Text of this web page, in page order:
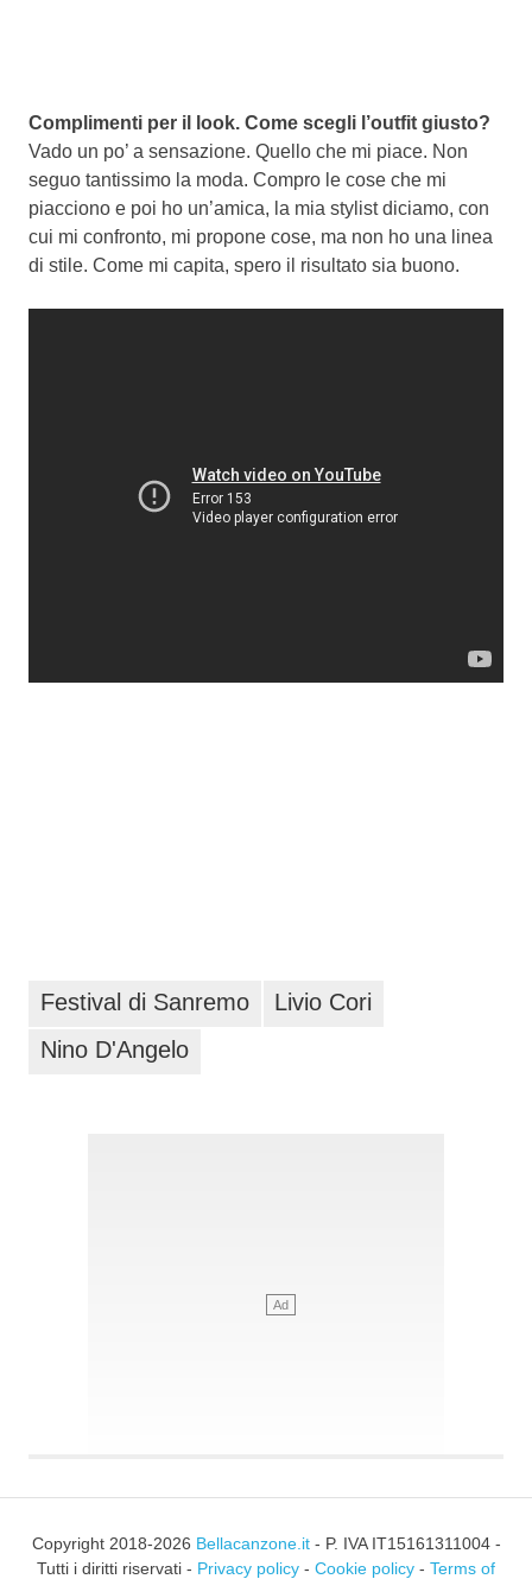
Complimenti per il look. Come scegli l’outfit giusto?
Vado un po’ a sensazione. Quello che mi piace. Non
seguo tantissimo la moda. Compro le cose che mi
piacciono e poi ho un’amica, la mia stylist diciamo, con
cui mi confronto, mi propone cose, ma non ho una linea
di stile. Come mi capita, spero il risultato sia buono.
Festival di Sanremo
Livio Cori
Nino D'Angelo
Copyright 2018-2026 Bellacanzone.it- P. IVA IT15161311004 -
Tutti i diritti riservati - Privacy policy - Cookie policy - Terms of